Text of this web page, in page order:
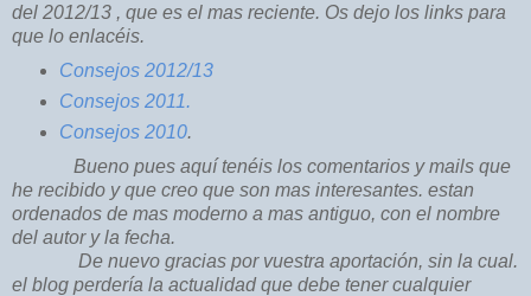
del 2012/13 , que es el mas reciente. Os dejo los links para
que lo enlacéis.
Consejos 2012/13
Consejos 2011.
Consejos 2010.
Bueno pues aquí tenéis los comentarios y mails que
he recibido y que creo que son mas interesantes. estan
ordenados de mas moderno a mas antiguo, con el nombre
del autor y la fecha.
De nuevo gracias por vuestra aportación, sin la cual.
el blog perdería la actualidad que debe tener cualquier